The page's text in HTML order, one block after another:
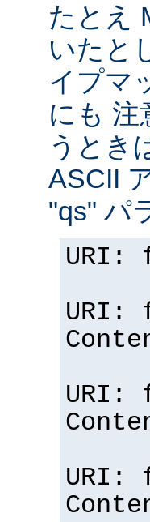
たとえ
いたと
イプマ
にも 注
うとき
ASCII
"qs" パ
URI:
URI:
URI:
URI: